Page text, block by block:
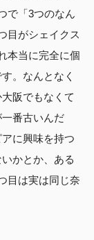
で「3つのなん
目がシェイクス
本当に完全に個
。なんとなく
阪でもなくて
番古いんだ
に興味を持つ
かとか、ある
目は実は同じ奈